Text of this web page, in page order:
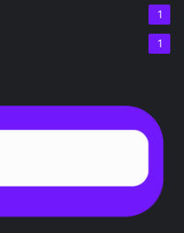
1
1